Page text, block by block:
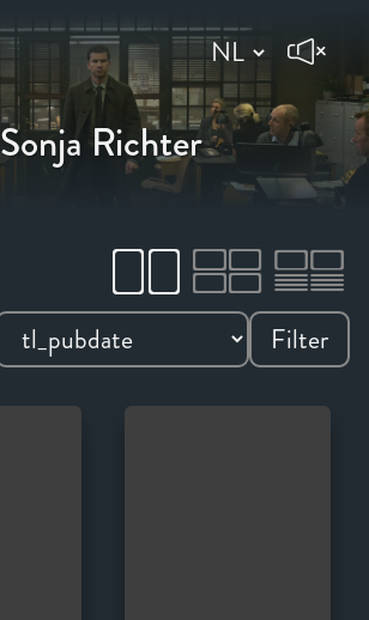
Sonja Richter
Filter